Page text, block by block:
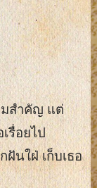
มสำคัญ แต่
รื่อยไป
ฝันใฝ่ เก็บเธอ